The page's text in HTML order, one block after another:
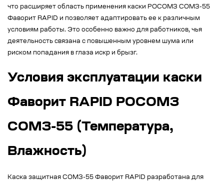
что расширяет область применения каски РОСОМЗ СОМЗ-55
Фаворит RAPID и позволяет адаптировать ее к различным
условиям работы. Это особенно важно для работников, чья
деятельность связана с повышенным уровнем шума или
риском попадания в глаза искр и брызг.
Условия эксплуатации каски
Фаворит RAPID РОСОМЗ
СОМЗ-55 (Температура,
Влажность)
Каска защитная СОМЗ-55 Фаворит RAPID разработана для